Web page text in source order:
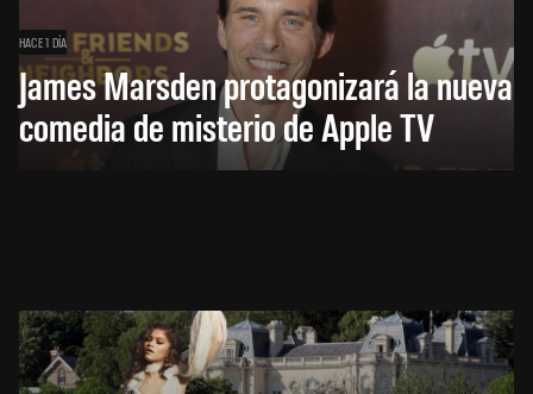
HACE 1 DÍA
James Marsden protagonizará la nueva
comedia de misterio de Apple TV